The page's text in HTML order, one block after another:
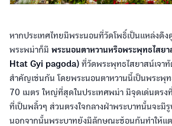
หากประเทศไทยมีพระนอนที่วัดโพธิ์เป็นแหล่งดึง
พระพม่าก็มี พระนอนตาหวานหรือพระพุทธไสย
Htat Gyi pagoda) ที่วัดพระพุทธไสยาสน์เจา
สำคัญเช่นกัน โดยพระนอนตาหวานนี้เป็นพระพุ
70 เมตร ใหญ่ที่สุดในประเทศพม่า มีจุดเด่นตรง
ที่เป็นพลิ้วๆ ส่วนตรงใจกลางฝ่าพระบาทนั้นจะมี
นอกจากนั้นพระบาทยังมีลักษณะซ้อนกันทำให้แ